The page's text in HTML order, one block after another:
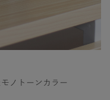
ノトーンカラー